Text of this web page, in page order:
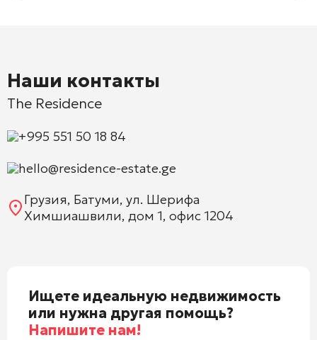
Наши контакты
The Residence
+995 551 50 18 84
hello@residence-estate.ge
Грузия, Батуми, ул. Шерифа
Химшиашвили, дом 1, офис 1204
Ищете идеальную недвижимость
или нужна другая помощь?
Напишите нам!